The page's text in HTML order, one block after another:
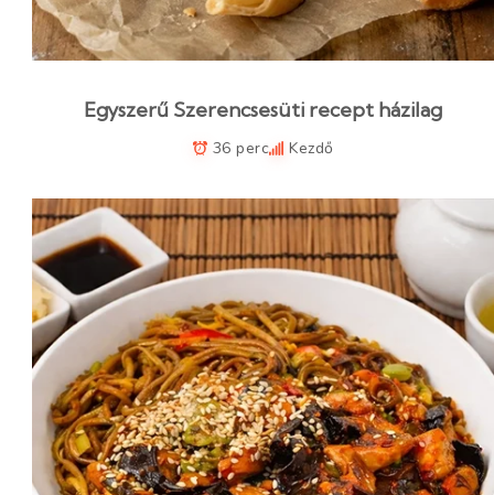
Egyszerű Szerencsesüti recept házilag
36 perc Kezdő